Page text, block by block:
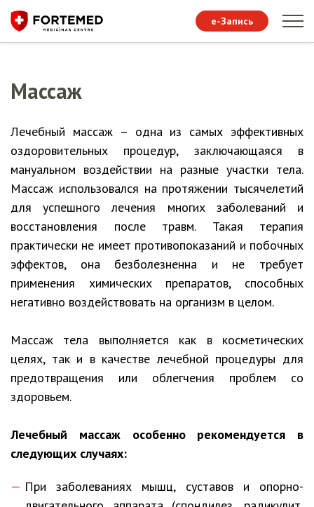
e-Запись
Массаж
Лечебный массаж – одна из самых эффективных
оздоровительных процедур, заключающаяся в
мануальном воздействии на разные участки тела.
Массаж использовался на протяжении тысячелетий
для успешного лечения многих заболеваний и
восстановления после травм. Такая терапия
практически не имеет противопоказаний и побочных
эффектов, она безболезненна и не требует
применения химических препаратов, способных
негативно воздействовать на организм в целом.
Массаж тела выполняется как в косметических
целях, так и в качестве лечебной процедуры для
предотвращения или облегчения проблем со
здоровьем.
Лечебный массаж особенно рекомендуется в
следующих случаях:
При заболеваниях мышц, суставов и опорно-